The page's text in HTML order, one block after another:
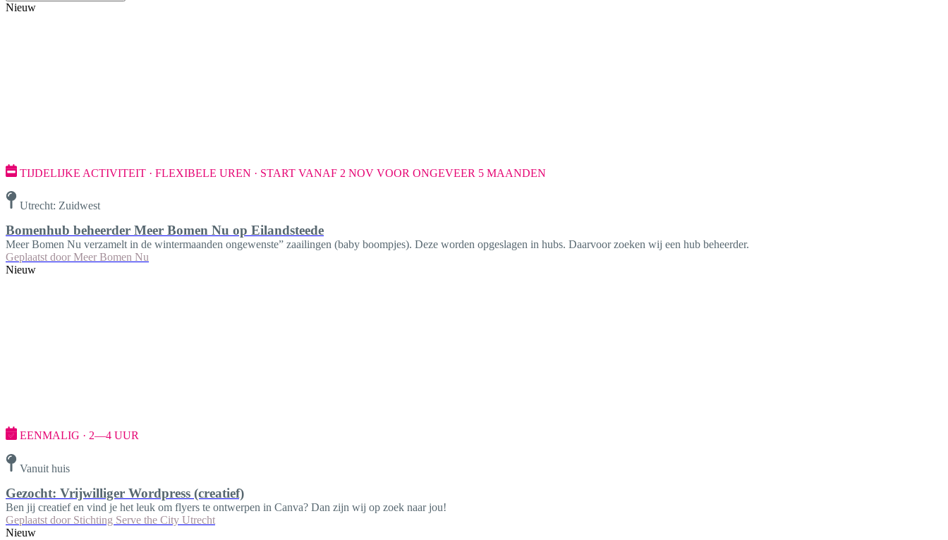
Nieuw
TIJDELIJKE ACTIVITEIT · FLEXIBELE UREN · START VANAF 2 NOV VOOR ONGEVEER 5 MAANDEN
Utrecht: Zuidwest
Bomenhub beheerder Meer Bomen Nu op Eilandsteede
Meer Bomen Nu verzamelt in de wintermaanden ongewenste” zaailingen (baby boompjes). Deze worden opgeslagen in hubs. Daarvoor zoeken wij een hub beheerder.
Geplaatst door Meer Bomen Nu
Nieuw
EENMALIG · 2—4 UUR
Vanuit huis
Gezocht: Vrijwilliger Wordpress (creatief)
Ben jij creatief en vind je het leuk om flyers te ontwerpen in Canva? Dan zijn wij op zoek naar jou!
Geplaatst door Stichting Serve the City Utrecht
Nieuw